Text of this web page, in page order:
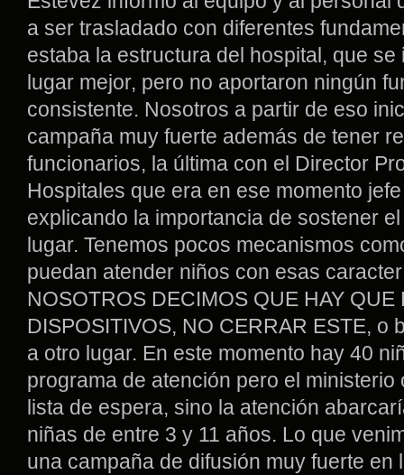
a ser trasladado con diferentes
estaba la estructura del hospital, que
lugar mejor, pero no aportaron ningún
consistente. Nosotros a partir de eso
campaña muy fuerte además de tener
funcionarios, la última con el Director
Hospitales que era en ese momento
explicando la importancia de sostener
lugar. Tenemos pocos mecanismos
puedan atender niños con esas
NOSOTROS DECIMOS QUE HAY QUE
DISPOSITIVOS, NO CERRAR ESTE, o
a otro lugar. En este momento hay 40
programa de atención pero el ministerio
lista de espera, sino la atención
niñas de entre 3 y 11 años. Lo que
una campaña de difusión muy fuerte en